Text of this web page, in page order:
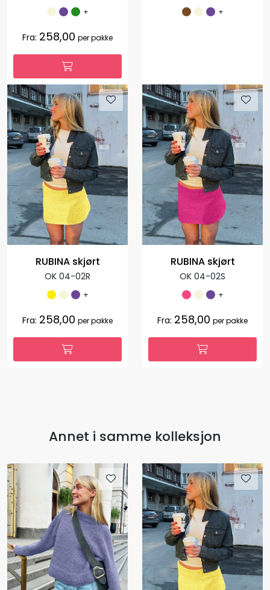
+
Fra: 258,00 per pakke
+
RUBINA skjørt
OK 04-02R
+
Fra: 258,00 per pakke
RUBINA skjørt
OK 04-02S
+
Fra: 258,00 per pakke
Annet i samme kolleksjon